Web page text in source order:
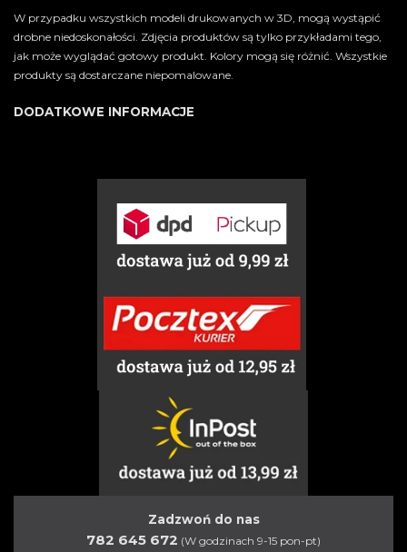
W przypadku wszystkich modeli drukowanych w 3D, mogą wystąpić
drobne niedoskonałości. Zdjęcia produktów są tylko przykładami tego,
jak może wyglądać gotowy produkt. Kolory mogą się różnić. Wszystkie
produkty są dostarczane niepomalowane.
DODATKOWE INFORMACJE
Zadzwoń do nas
782 645 672 (W godzinach 9-15 pon-pt)